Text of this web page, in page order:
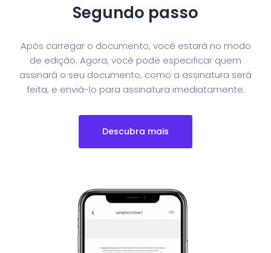
Segundo passo
Após carregar o documento, você estará no modo
de edição. Agora, você pode especificar quem
assinará o seu documento, como a assinatura será
feita, e enviá-lo para assinatura imediatamente.
Descubra mais